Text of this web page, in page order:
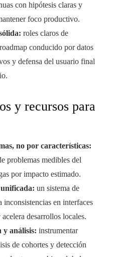
con hipótesis claras y
foco productivo.
roles claros de
conducido por datos
y defensa del usuario final
y recursos para
no por características:
problemas medibles del
por impacto estimado.
un sistema de
en interfaces
desarrollos locales.
y análisis: instrumentar
de cohortes y detección